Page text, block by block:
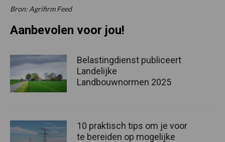
Bron: Agrifirm Feed
Aanbevolen voor jou!
Belastingdienst publiceert
Landelijke
Landbouwnormen 2025
10 praktisch tips om je voor
te bereiden op mogelijke